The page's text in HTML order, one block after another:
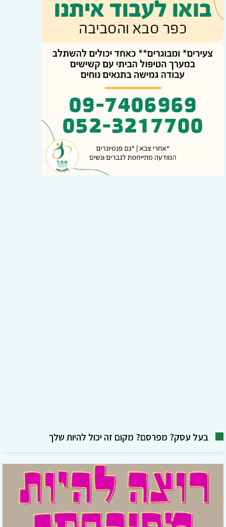
בעל עסק? מפרסם? מקום זה יכול להיות שלך